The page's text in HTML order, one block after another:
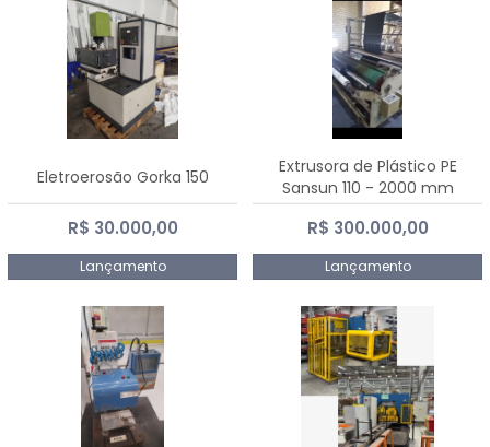
Eletroerosão Gorka 150
R$ 30.000,00
Lançamento
Extrusora de Plástico PE
Sansun 110 - 2000 mm
R$ 300.000,00
Lançamento